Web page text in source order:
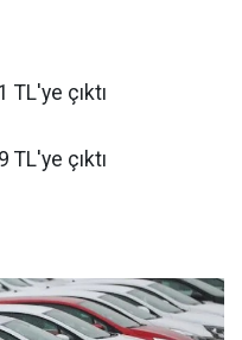
TL'ye çıktı
çıktı